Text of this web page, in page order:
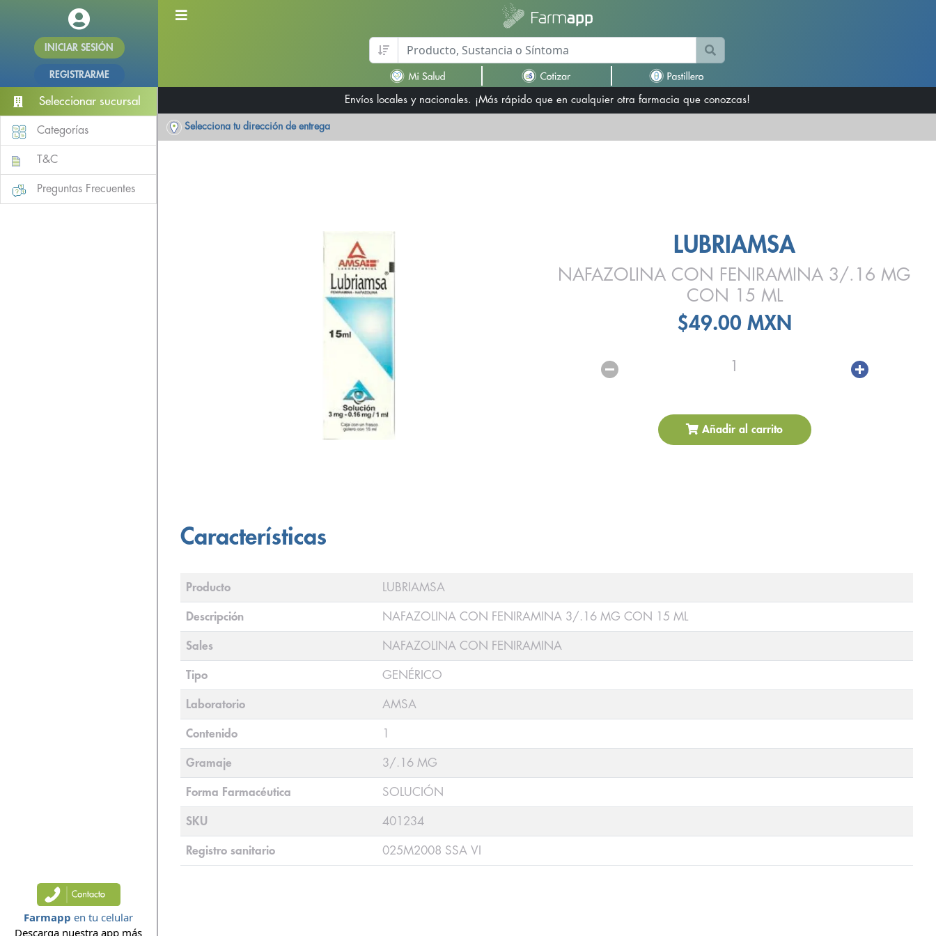
INICIAR SESIÓN
REGISTRARME
Seleccionar sucursal
Categorías
T&C
Preguntas Frecuentes
Farmapp en tu celular
Descarga nuestra app más
Envíos locales y nacionales. ¡Más rápido que en cualquier otra farmacia que conozcas!
Selecciona tu dirección de entrega
LUBRIAMSA
NAFAZOLINA CON FENIRAMINA 3/.16 MG
CON 15 ML
$49.00 MXN
1
Añadir al carrito
Características
Producto LUBRIAMSA
Descripción NAFAZOLINA CON FENIRAMINA 3/.16 MG CON 15 ML
Sales NAFAZOLINA CON FENIRAMINA
Tipo GENÉRICO
Laboratorio AMSA
Contenido 1
Gramaje 3/.16 MG
Forma Farmacéutica SOLUCIÓN
SKU 401234
Registro sanitario 025M2008 SSA VI